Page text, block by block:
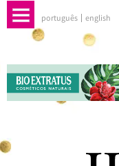
português english